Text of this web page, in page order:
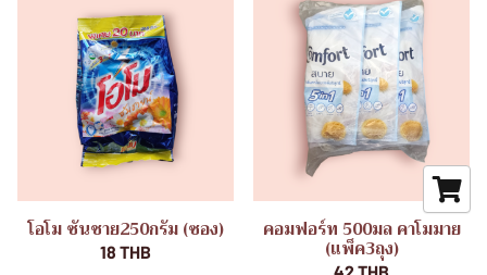
โอโม ซันชาย250กรัม (ซอง)
18 THB
คอมฟอร์ท 500มล คาโมมาย
(แพ็ค3ถุง)